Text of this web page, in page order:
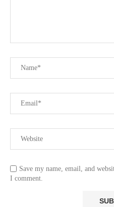
Save my name, email, and
I comment.